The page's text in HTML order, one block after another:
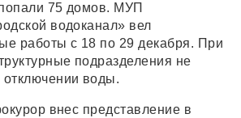
75 домов. МУП
водоканал» вел
работы с 18 по 29 декабря. При
подразделения не
воды.
внес представление в